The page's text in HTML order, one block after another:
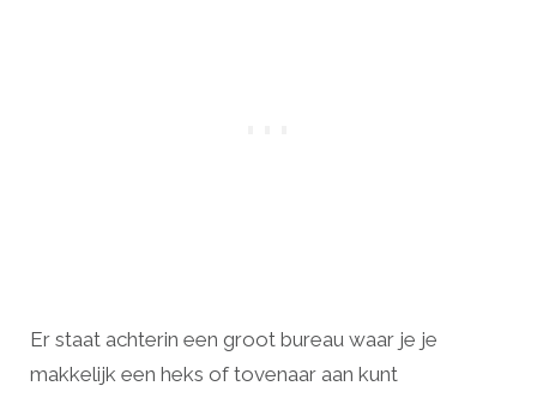
Er staat achterin een groot bureau waar je je
makkelijk een heks of tovenaar aan kunt